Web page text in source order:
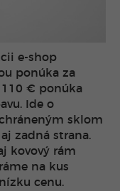
e-shop
ponúka za
110 € ponúka
Ide o
sklom
zadná strana.
kovový rám
na kus
cenu.